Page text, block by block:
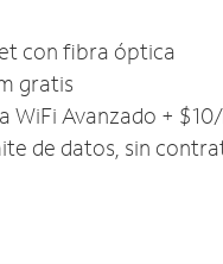
con fibra óptica
gratis
WiFi Avanzado +
de datos, sin